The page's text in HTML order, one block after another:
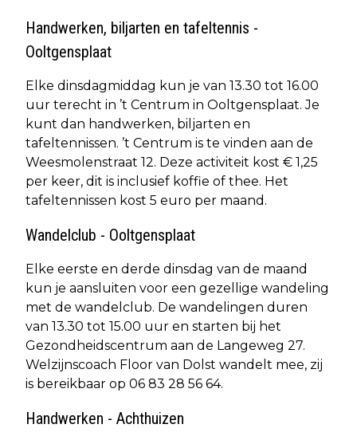
Handwerken, biljarten en tafeltennis -
Ooltgensplaat
Elke dinsdagmiddag kun je van 13.30 tot 16.00
uur terecht in ’t Centrum in Ooltgensplaat. Je
kunt dan handwerken, biljarten en
tafeltennissen. ’t Centrum is te vinden aan de
Weesmolenstraat 12. Deze activiteit kost € 1,25
per keer, dit is inclusief koffie of thee. Het
tafeltennissen kost 5 euro per maand.
Wandelclub - Ooltgensplaat
Elke eerste en derde dinsdag van de maand
kun je aansluiten voor een gezellige wandeling
met de wandelclub. De wandelingen duren
van 13.30 tot 15.00 uur en starten bij het
Gezondheidscentrum aan de Langeweg 27.
Welzijnscoach Floor van Dolst wandelt mee, zij
is bereikbaar op 06 83 28 56 64.
Handwerken - Achthuizen